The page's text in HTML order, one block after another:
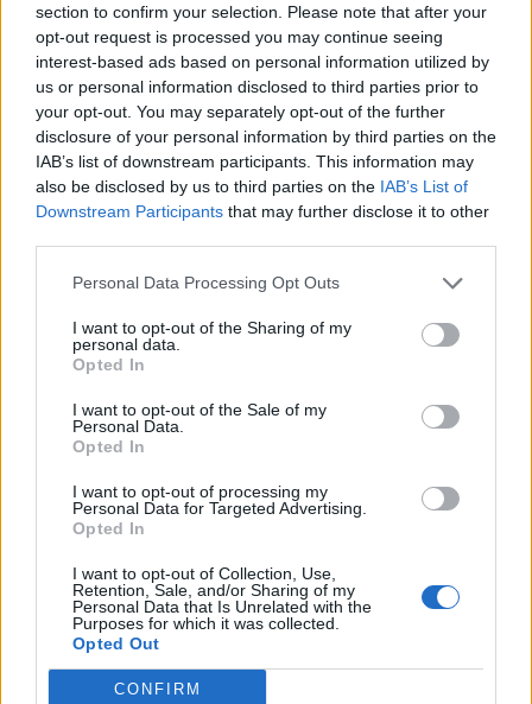
section to confirm your selection. Please note that after your
opt-out request is processed you may continue seeing
interest-based ads based on personal information utilized by
us or personal information disclosed to third parties prior to
your opt-out. You may separately opt-out of the further
disclosure of your personal information by third parties on the
IAB’s list of downstream participants. This information may
also be disclosed by us to third parties on the IAB’s List of
Downstream Participants that may further disclose it to other
Personal Data Processing Opt Outs
I want to opt-out of the Sharing of my
personal data.
Opted In
I want to opt-out of the Sale of my
Personal Data.
Opted In
I want to opt-out of processing my
Personal Data for Targeted Advertising.
Opted In
I want to opt-out of Collection, Use,
Retention, Sale, and/or Sharing of my
Personal Data that Is Unrelated with the
Purposes for which it was collected.
Opted Out
CONFIRM
volte il rigore, Anguissa ha fatto segnare il compagno di
squadra. Quelli che sono entrati l'hanno fatto benissimo. Molto
bene Olivera. Ndombele forte nei contrasti, diventa difficile
spostarlo, sa muovere palla nello stretto. Anche Zerbin mi e'
piaciuto, ha guadagnato metri. Sono segnali importanti- Il
Milan e' una grande squadra, noi pensiamo a recuperare poi
andiamo li' a giocarci la partita. La strada l'abbiamo intrapresa
in maniera netta e convinta".
VAI ALLA VERSIONE CLASSICA